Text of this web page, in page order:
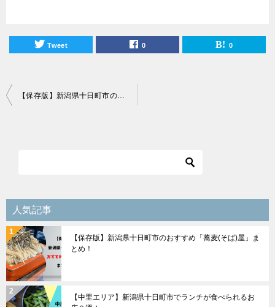
Tweet 0 0
投
ョ
ン
【保存版】新潟県十日町市の洋食屋まとめ！
人気記事
【保存版】新潟県十日町市のおすすめ「蕎麦(そば)屋」ま
とめ！
【中里エリア】新潟県十日町市でランチが食べられるお